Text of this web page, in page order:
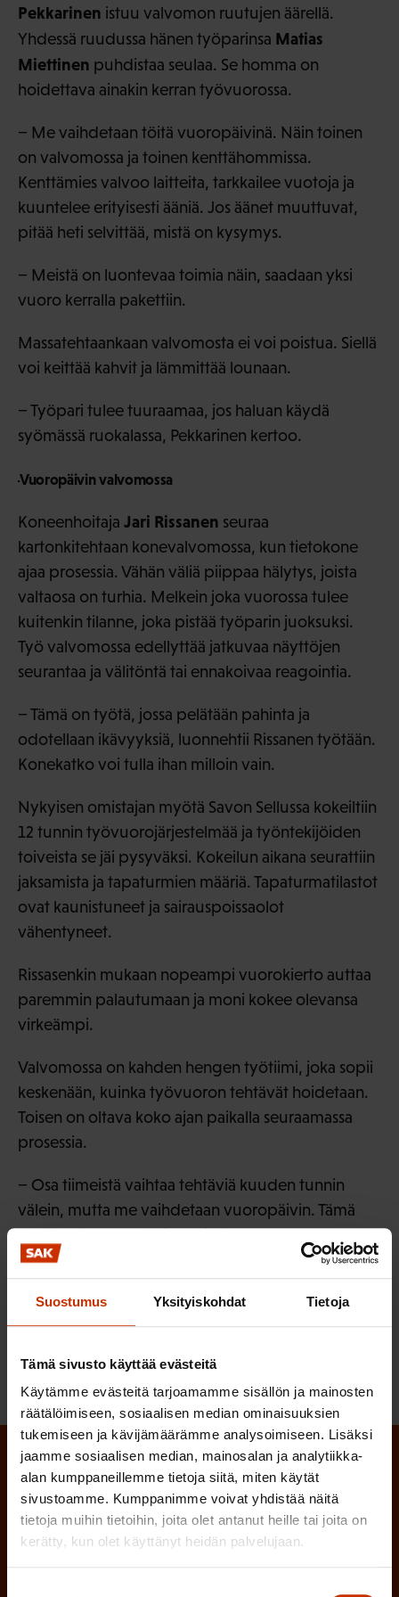
Suostumus Yksityiskohdat Tietoja
Tämä sivusto käyttää evästeitä
Käytämme evästeitä tarjoamamme sisällön ja mainosten
räätälöimiseen, sosiaalisen median ominaisuuksien
tukemiseen ja kävijämäärämme analysoimiseen. Lisäksi
jaamme sosiaalisen median, mainosalan ja analytiikka-
alan kumppaneillemme tietoja siitä, miten käytät
sivustoamme. Kumppanimme voivat yhdistää näitä
tietoja muihin tietoihin, joita olet antanut heille tai joita on
kerätty, kun olet käyttänyt heidän palvelujaan.
Pekkarinen istuu valvomon ruutujen äärellä.
Yhdessä ruudussa hänen työparinsa Matias
Miettinen puhdistaa seulaa. Se homma on
hoidettava ainakin kerran työvuorossa.
− Me vaihdetaan töitä vuoropäivinä. Näin toinen
on valvomossa ja toinen kenttähommissa.
Kenttämies valvoo laitteita, tarkkailee vuotoja ja
kuuntelee erityisesti ääniä. Jos äänet muuttuvat,
pitää heti selvittää, mistä on kysymys.
− Meistä on luontevaa toimia näin, saadaan yksi
vuoro kerralla pakettiin.
Massatehtaankaan valvomosta ei voi poistua. Siellä
voi keittää kahvit ja lämmittää lounaan.
− Työpari tulee tuuraamaa, jos haluan käydä
syömässä ruokalassa, Pekkarinen kertoo.
Vuoropäivin valvomossa
Koneenhoitaja Jari Rissanen seuraa
kartonkitehtaan konevalvomossa, kun tietokone
ajaa prosessia. Vähän väliä piippaa hälytys, joista
valtaosa on turhia. Melkein joka vuorossa tulee
kuitenkin tilanne, joka pistää työparin juoksuksi.
Työ valvomossa edellyttää jatkuvaa näyttöjen
seurantaa ja välitöntä tai ennakoivaa reagointia.
− Tämä on työtä, jossa pelätään pahinta ja
odotellaan ikävyyksiä, luonnehtii Rissanen työtään.
Konekatko voi tulla ihan milloin vain.
Nykyisen omistajan myötä Savon Sellussa kokeiltiin
12 tunnin työvuorojärjestelmää ja työntekijöiden
toiveista se jäi pysyväksi. Kokeilun aikana seurattiin
jaksamista ja tapaturmien määriä. Tapaturmatilastot
ovat kaunistuneet ja sairauspoissaolot
vähentyneet.
Rissasenkin mukaan nopeampi vuorokierto auttaa
paremmin palautumaan ja moni kokee olevansa
virkeämpi.
Valvomossa on kahden hengen työtiimi, joka sopii
keskenään, kuinka työvuoron tehtävät hoidetaan.
Toisen on oltava koko ajan paikalla seuraamassa
prosessia.
− Osa tiimeistä vaihtaa tehtäviä kuuden tunnin
välein, mutta me vaihdetaan vuoropäivin. Tämä
sopii meille paremmin, Jari Rissanen toteaa.
LÖYDÄ LISÄÄ TÄMÄNKALTAISTA SISÄLTÖÄ:
Tilaa SAK:n uutiskirje ja pysy kartalla
tapahtumista
SAK:n uutiskirje tarjoaa viikottain tutkittua tietoa,